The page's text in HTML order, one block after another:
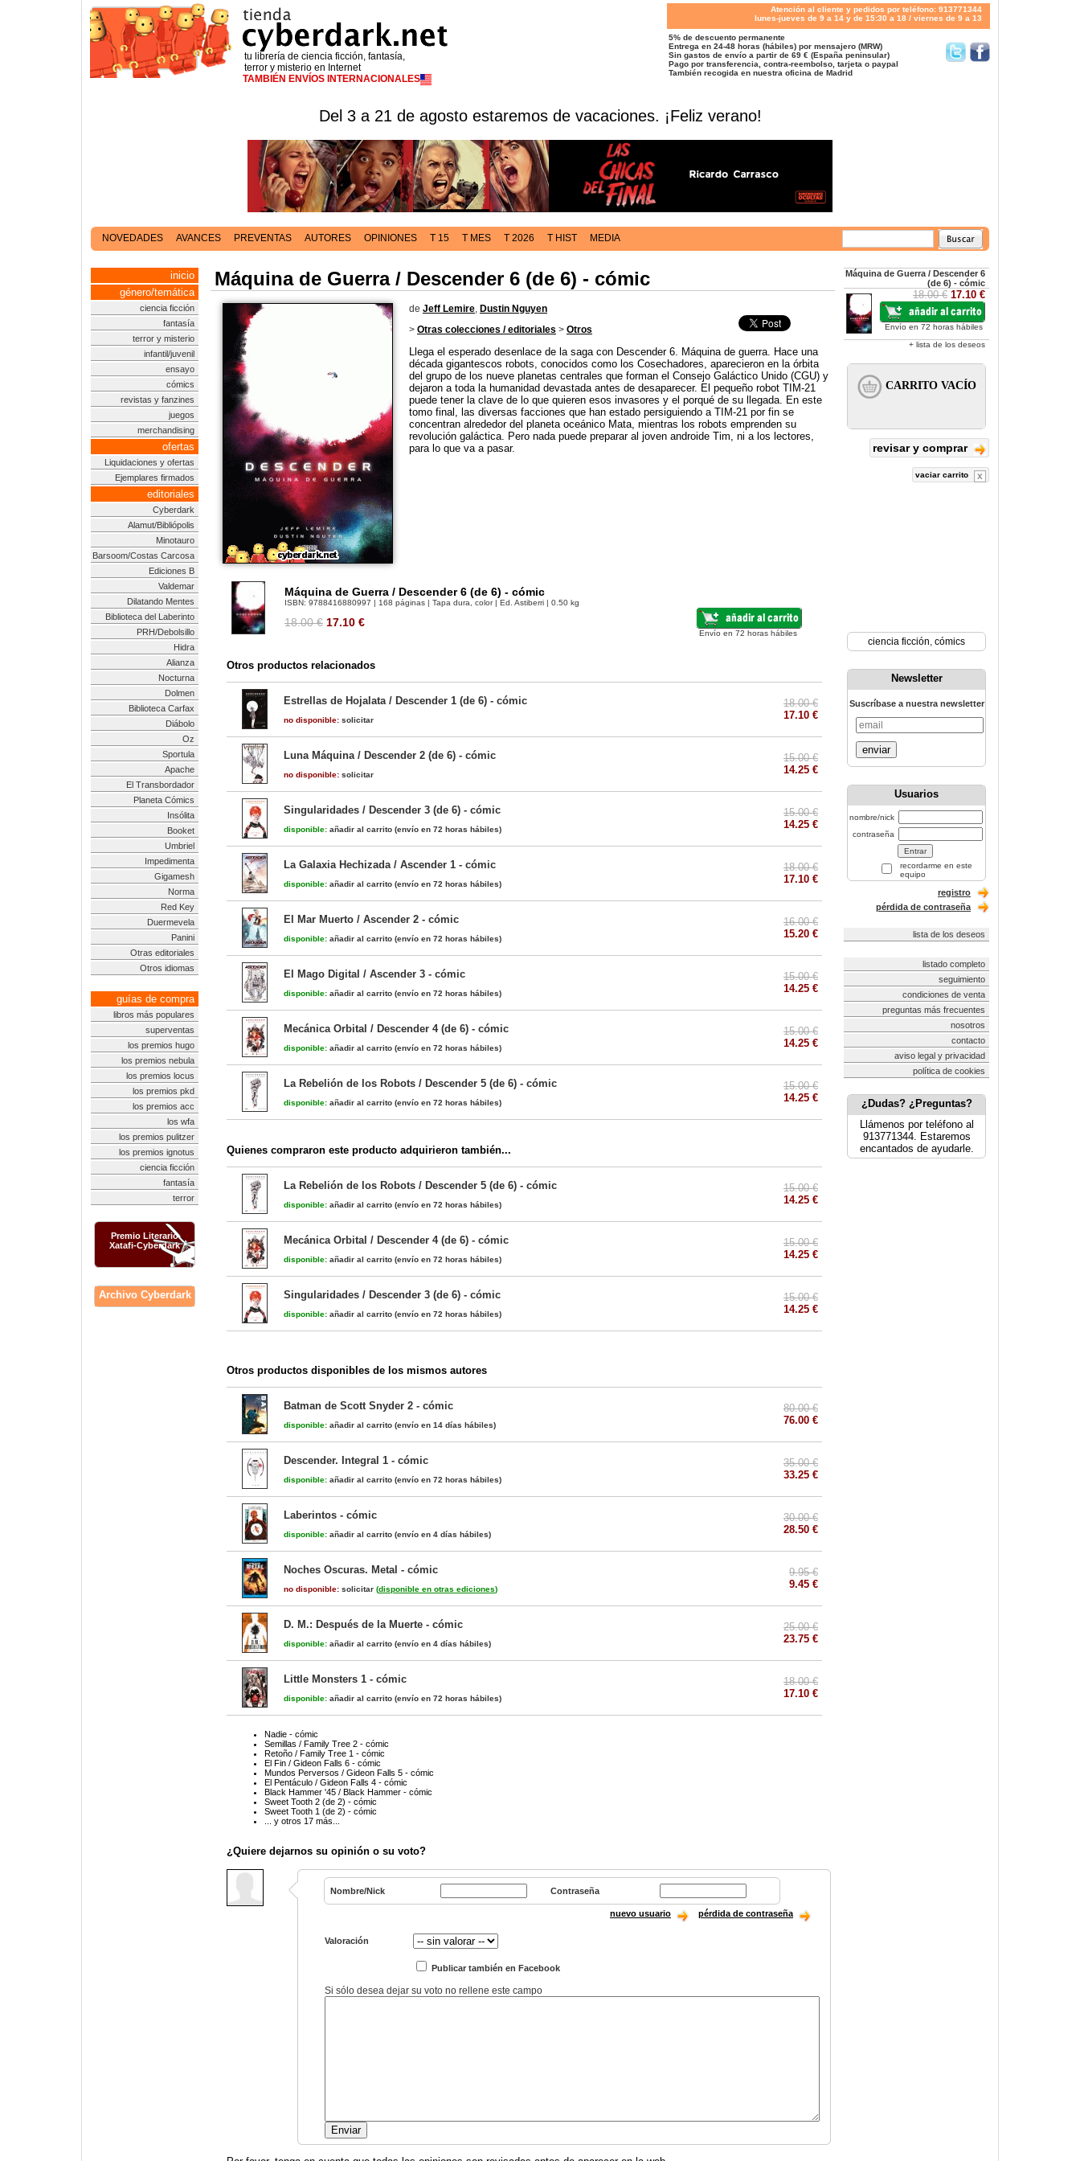
tu librería de ciencia ficción, fantasía,
terror y misterio en Internet
TAMBIÉN ENVÍOS INTERNACIONALES
Atención al cliente y pedidos por teléfono: 913771344
lunes-jueves de 9 a 14 y de 15:30 a 18 / viernes de 9 a 13
5% de descuento permanente
Entrega en 24-48 horas (hábiles) por mensajero (MRW)
Sin gastos de envío a partir de 69 € (España peninsular)
Pago por transferencia, contra-reembolso, tarjeta o paypal
También recogida en nuestra oficina de Madrid
Del 3 a 21 de agosto estaremos de vacaciones. ¡Feliz verano!
NOVEDADES AVANCES PREVENTAS AUTORES OPINIONES T 15 T MES T 2026 T HIST MEDIA
inicio
género/temática
ciencia ficción
fantasía
terror y misterio
infantil/juvenil
ensayo
cómics
revistas y fanzines
juegos
merchandising
ofertas
Liquidaciones y ofertas
Ejemplares firmados
editoriales
Cyberdark
Alamut/Bibliópolis
Minotauro
Barsoom/Costas Carcosa
Ediciones B
Valdemar
Dilatando Mentes
Biblioteca del Laberinto
PRH/Debolsillo
Hidra
Alianza
Nocturna
Dolmen
Biblioteca Carfax
Diábolo
Oz
Sportula
Apache
El Transbordador
Planeta Cómics
Insólita
Booket
Umbriel
Impedimenta
Gigamesh
Norma
Red Key
Duermevela
Panini
Otras editoriales
Otros idiomas
guías de compra
libros más populares
superventas
los premios hugo
los premios nebula
los premios locus
los premios pkd
los premios acc
los wfa
los premios pulitzer
los premios ignotus
ciencia ficción
fantasía
terror
Premio Literario
Xatafi-Cyberdark
Archivo Cyberdark
Máquina de Guerra / Descender 6 (de 6) - cómic
de Jeff Lemire, Dustin Nguyen
> Otras colecciones / editoriales > Otros
Llega el esperado desenlace de la saga con Descender 6. Máquina de guerra. Hace una
década gigantescos robots, conocidos como los Cosechadores, aparecieron en la órbita
del grupo de los nueve planetas centrales que forman el Consejo Galáctico Unido (CGU) y
dejaron a toda la humanidad devastada antes de desaparecer. El pequeño robot TIM-21
puede tener la clave de lo que quieren esos invasores y el porqué de su llegada. En este
tomo final, las diversas facciones que han estado persiguiendo a TIM-21 por fin se
concentran alrededor del planeta oceánico Mata, mientras los robots emprenden su
revolución galáctica. Pero nada puede preparar al joven androide Tim, ni a los lectores,
para lo que va a pasar.
Máquina de Guerra / Descender 6 (de 6) - cómic
ISBN: 9788416880997 | 168 páginas | Tapa dura, color | Ed. Astiberri | 0.50 kg
18.00 € 17.10 €
Envío en 72 horas hábiles
Otros productos relacionados
Estrellas de Hojalata / Descender 1 (de 6) - cómic
no disponible: solicitar
18.00 €
17.10 €
Luna Máquina / Descender 2 (de 6) - cómic
no disponible: solicitar
15.00 €
14.25 €
Singularidades / Descender 3 (de 6) - cómic
disponible: añadir al carrito (envío en 72 horas hábiles)
15.00 €
14.25 €
La Galaxia Hechizada / Ascender 1 - cómic
disponible: añadir al carrito (envío en 72 horas hábiles)
18.00 €
17.10 €
El Mar Muerto / Ascender 2 - cómic
disponible: añadir al carrito (envío en 72 horas hábiles)
16.00 €
15.20 €
El Mago Digital / Ascender 3 - cómic
disponible: añadir al carrito (envío en 72 horas hábiles)
15.00 €
14.25 €
Mecánica Orbital / Descender 4 (de 6) - cómic
disponible: añadir al carrito (envío en 72 horas hábiles)
15.00 €
14.25 €
La Rebelión de los Robots / Descender 5 (de 6) - cómic
disponible: añadir al carrito (envío en 72 horas hábiles)
15.00 €
14.25 €
Quienes compraron este producto adquirieron también...
La Rebelión de los Robots / Descender 5 (de 6) - cómic
disponible: añadir al carrito (envío en 72 horas hábiles)
15.00 €
14.25 €
Mecánica Orbital / Descender 4 (de 6) - cómic
disponible: añadir al carrito (envío en 72 horas hábiles)
15.00 €
14.25 €
Singularidades / Descender 3 (de 6) - cómic
disponible: añadir al carrito (envío en 72 horas hábiles)
15.00 €
14.25 €
Otros productos disponibles de los mismos autores
Batman de Scott Snyder 2 - cómic
disponible: añadir al carrito (envío en 14 días hábiles)
80.00 €
76.00 €
Descender. Integral 1 - cómic
disponible: añadir al carrito (envío en 72 horas hábiles)
35.00 €
33.25 €
Laberintos - cómic
disponible: añadir al carrito (envío en 4 días hábiles)
30.00 €
28.50 €
Noches Oscuras. Metal - cómic
no disponible: solicitar (disponible en otras ediciones)
9.95 €
9.45 €
D. M.: Después de la Muerte - cómic
disponible: añadir al carrito (envío en 4 días hábiles)
25.00 €
23.75 €
Little Monsters 1 - cómic
disponible: añadir al carrito (envío en 72 horas hábiles)
18.00 €
17.10 €
Nadie - cómic
Semillas / Family Tree 2 - cómic
Retoño / Family Tree 1 - cómic
El Fin / Gideon Falls 6 - cómic
Mundos Perversos / Gideon Falls 5 - cómic
El Pentáculo / Gideon Falls 4 - cómic
Black Hammer '45 / Black Hammer - cómic
Sweet Tooth 2 (de 2) - cómic
Sweet Tooth 1 (de 2) - cómic
... y otros 17 más...
¿Quiere dejarnos su opinión o su voto?
Nombre/Nick Contraseña
nuevo usuario pérdida de contraseña
Valoración
Publicar también en Facebook
Si sólo desea dejar su voto no rellene este campo
Máquina de Guerra / Descender 6
(de 6) - cómic
18.00 € 17.10 €
Envío en 72 horas hábiles
+ lista de los deseos
revisar y comprar
vaciar carrito
ciencia ficción, cómics
Newsletter
Suscríbase a nuestra newsletter
enviar
Usuarios
nombre/nick
contraseña
recordarme en este
equipo
registro
pérdida de contraseña
lista de los deseos
listado completo
seguimiento
condiciones de venta
preguntas más frecuentes
nosotros
contacto
aviso legal y privacidad
política de cookies
¿Dudas? ¿Preguntas?
Llámenos por teléfono al
913771344. Estaremos
encantados de ayudarle.